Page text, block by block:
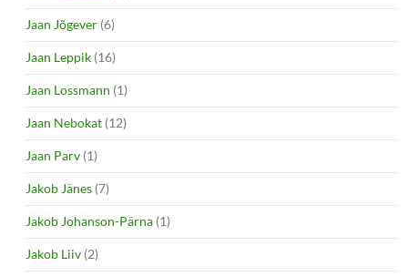
Jaan Jõgever (6)
Jaan Leppik (16)
Jaan Lossmann (1)
Jaan Nebokat (12)
Jaan Parv (1)
Jakob Jänes (7)
Jakob Johanson-Pärna (1)
Jakob Liiv (2)